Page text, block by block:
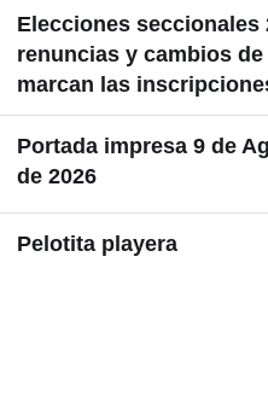
Elecciones seccionales
renuncias y cambios
marcan las
Portada impresa 9 de
de 2026
Pelotita playera